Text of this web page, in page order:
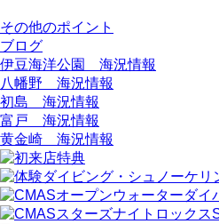
その他のポイント
ブログ
伊豆海洋公園 海況情報
八幡野 海況情報
初島 海況情報
富戸 海況情報
黄金崎 海況情報